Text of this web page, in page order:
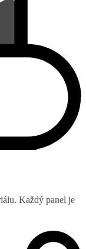
Každý panel je